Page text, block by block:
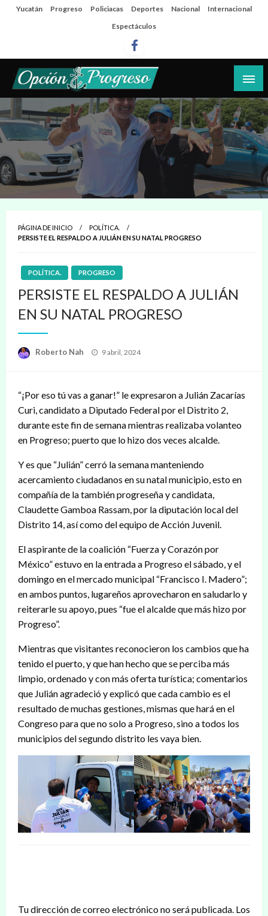
SaltaYucatán Progreso Policiacas Deportes Nacional
Internacional
Espectáculos
Opción Progreso
Las noticias del día a día del puerto
PÁGINA DE INICIO
POLÍTICA.
PERSISTE EL RESPALDO A JULIÁN EN SU NATAL PROGRESO
POLÍTICA. PROGRESO
PERSISTE EL RESPALDO A JULIÁN
EN SU NATAL PROGRESO
Roberto Nah
Publicado
9 abril, 2024
“¡Por eso tú vas a ganar!” le expresaron a Julián Zacarías
Curi, candidato a Diputado Federal por el Distrito 2,
durante este fin de semana mientras realizaba volanteo
en Progreso; puerto que lo hizo dos veces alcalde.
Y es que “Julián” cerró la semana manteniendo
acercamiento ciudadanos en su natal municipio, esto en
compañía de la también progreseña y candidata,
Claudette Gamboa Rassam, por la diputación local del
Distrito 14, así como del equipo de Acción Juvenil.
El aspirante de la coalición “Fuerza y Corazón por
México” estuvo en la entrada a Progreso el sábado, y el
domingo en el mercado municipal “Francisco I. Madero”;
en ambos puntos, lugareños aprovecharon en saludarlo y
reiterarle su apoyo, pues “fue el alcalde que más hizo por
Progreso”.
Mientras que visitantes reconocieron los cambios que ha
tenido el puerto, y que han hecho que se perciba más
limpio, ordenado y con más oferta turística; comentarios
que Julián agradeció y explicó que cada cambio es el
resultado de muchas gestiones, mismas que hará en el
Congreso para que no solo a Progreso, sino a todos los
municipios del segundo distrito les vaya bien.
Tu dirección de correo electrónico no será publicada. Los